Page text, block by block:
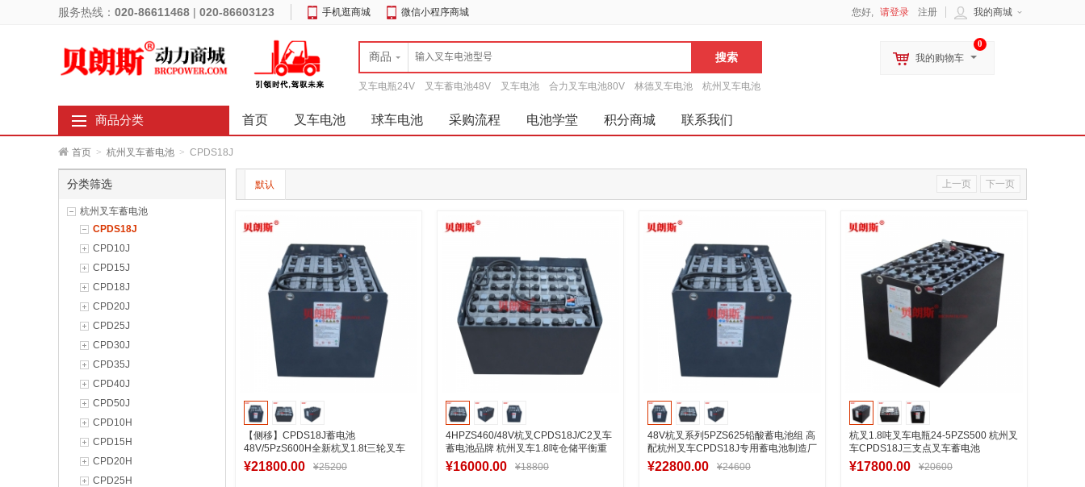
服务热线： 020-86611468 | 020-86603123 手机逛商城 微信小程序商城 我的商城
您好, 请登录 注册
商品
叉车电瓶24V 叉车蓄电池48V 叉车电池 合力叉车电池80V 林德叉车电池 杭州叉车电池
0
我的购物车
商品分类 首页 叉车电池 球车电池 采购流程 电池学堂 积分商城 联系我们
首页 > 杭州叉车蓄电池 > CPDS18J
分类筛选
杭州叉车蓄电池
CPDS18J
CPD10J
CPD15J
CPD18J
CPD20J
CPD25J
CPD30J
CPD35J
CPD40J
CPD50J
CPD10H
CPD15H
CPD20H
CPD25H
上一页 下一页
默认
【侧移】CPDS18J蓄电池
48V/5PzS600H全新杭叉1.8t三轮叉车
电池厂家直销
¥21800.00 ¥25200
4HPZS460/48V杭叉CPDS18J/C2叉车
蓄电池品牌 杭州叉车1.8吨仓储平衡重
蓄电池叉车
¥16000.00 ¥18800
48V杭叉系列5PZS625铅酸蓄电池组 高
配杭州叉车CPDS18J专用蓄电池制造厂
家
¥22800.00 ¥24600
杭叉1.8吨叉车电瓶24-5PZS500 杭州叉
车CPDS18J三支点叉车蓄电池
48V500Ah
¥17800.00 ¥20600